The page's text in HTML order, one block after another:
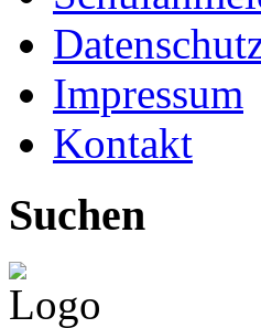
Impressum
Kontakt
Suchen